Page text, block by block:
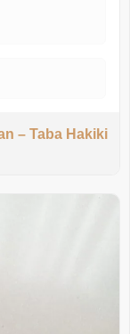
– Taba Hakiki